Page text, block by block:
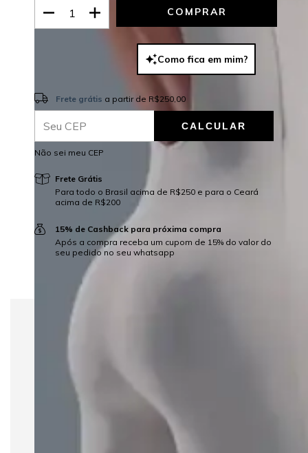
Como fica em mim?
Frete grátis R$250,00
Entregas para o CEP: ALTERAR CEP
Frete grátis a partir de R$250,00
CALCULAR
Não sei meu CEP
Frete Grátis
Para todo o Brasil acima de R$250 e para o Ceará
acima de R$200
15% de Cashback para próxima compra
Após a compra receba um cupom de 15% do valor do
seu pedido no seu whatsapp
Descubra o Macacão Trainer: confeccionado em
malha de fio duplo para máxima cobertura,
segurança e conforto. Com decote frontal
arredondado e costas em “U”, valoriza a silhueta
com elegância. As alças largas oferecem
sustentação, enquanto o recorte central garante
ajuste perfeito. Ideal para treinos, proporciona